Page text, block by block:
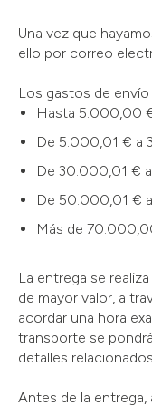
Una vez que
ello por correo
Los gastos de
Hasta 5.000,00
De 5.000,01 € a
De 30.000,01 €
De 50.000,01 €
Más de
La entrega se
de mayor valor, a
acordar una hora
transporte se
detalles
Antes de la